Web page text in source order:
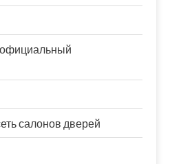
салонов дверей